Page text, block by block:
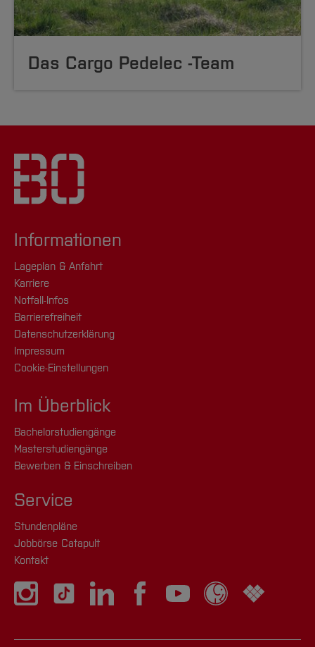
Das Cargo Pedelec -Team
Informationen
Lageplan & Anfahrt
Karriere
Notfall-Infos
Barrierefreiheit
Datenschutzerklärung
Impressum
Cookie-Einstellungen
Im Überblick
Bachelorstudiengänge
Masterstudiengänge
Bewerben & Einschreiben
Service
Stundenpläne
Jobbörse Catapult
Kontakt